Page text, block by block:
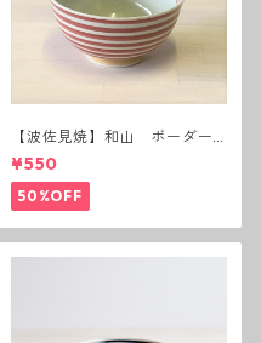
【波佐見焼】和山 ボーダー
茶碗 赤
¥550
50%OFF